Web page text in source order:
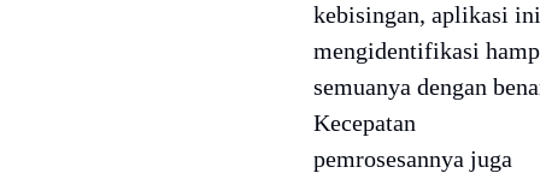
kebisingan, aplikasi ini
mengidentifikasi
semuanya dengan
Kecepatan
pemrosesannya juga